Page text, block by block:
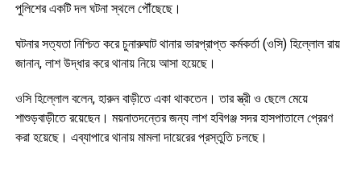
পুলিশের একটি দল ঘটনা স্থলে পৌঁছেছে।
ঘটনার সত্যতা নিশ্চিত করে চুনারুঘাট থানার ভারপ্রাপ্ত কর্মকর্তা (ওসি) হিল্লোল রায়
জানান, লাশ উদ্ধার করে থানায় নিয়ে আসা হয়েছে।
ওসি হিল্লোল বলেন, হারুন বাড়ীতে একা থাকতেন। তার স্ত্রী ও ছেলে মেয়ে
শাশুড়বাড়ীতে রয়েছেন। ময়নাতদন্তের জন্য লাশ হবিগঞ্জ সদর হাসপাতালে প্রেরণ
করা হয়েছে। এব্যাপারে থানায় মামলা দায়েরের প্রস্তুতি চলছে।